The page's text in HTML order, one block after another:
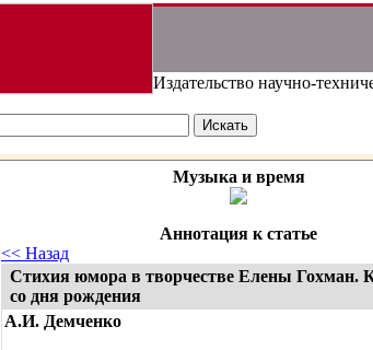
Издательство научно-
Музыка и время
Аннотация к статье
<< Назад
Стихия юмора в творчестве Елены Гохман.
со дня рождения
А.И. Демченко